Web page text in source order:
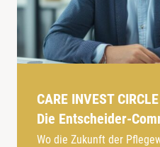
CARE INVEST
Die Entscheider-
Wo die Zukunft der